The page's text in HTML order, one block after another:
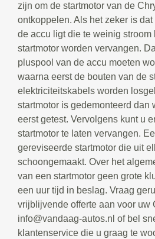
zijn om de startmotor van de
ontkoppelen. Als het zeker is
de accu ligt die te weinig stroom
startmotor worden vervangen.
pluspool van de accu moeten
waarna eerst de bouten van de
elektriciteitskabels worden
startmotor is gedemonteerd dan
eerst getest. Vervolgens kunt u
startmotor te laten vervangen.
gereviseerde startmotor die uit
schoongemaakt. Over het
van een startmotor geen grote
een uur tijd in beslag. Vraag
vrijblijvende offerte aan voor uw
info@vandaag-autos.nl of bel
klantenservice die u graag te